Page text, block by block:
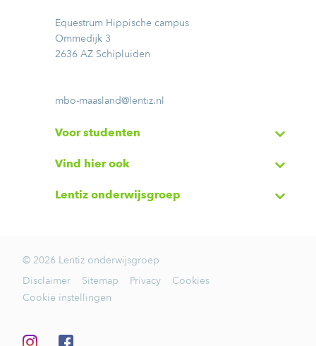
Equestrum Hippische campus
Ommedijk 3
2636 AZ Schipluiden
mbo-maasland@lentiz.nl
Voor studenten
Vind hier ook
Lentiz onderwijsgroep
© 2026 Lentiz onderwijsgroep
Disclaimer
Sitemap Privacy
Cookies
Cookie instellingen